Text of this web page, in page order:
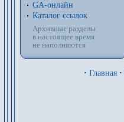
GA-онлайн
Каталог ссылок
Архивные разделы
в настоящее время
не наполняются
· Главная ·